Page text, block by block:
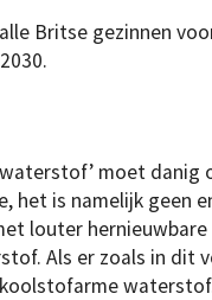
Britse gezinnen
moet danig
is namelijk geen
louter
Als er zoals in dit